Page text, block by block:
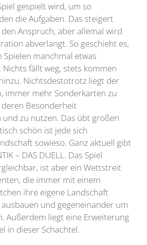
gespielt wird, um so
die Aufgaben. Das steigert
Anspruch, aber allemal wird
abverlangt. So geschieht es,
Spielen manchmal etwas
fällt weg, stets kommen
Nichtsdestotrotz liegt der
immer mehr Sonderkarten zu
Besonderheit
zu nutzen. Das übt großen
schön ist jede sich
sowieso. Ganz aktuell gibt
– DAS DUELL. Das Spiel
ist aber ein Wettstreit
die immer mit einem
ihre eigene Landschaft
und gegeneinander um
Außerdem liegt eine Erweiterung
in dieser Schachtel.